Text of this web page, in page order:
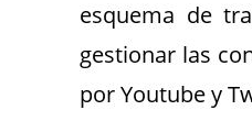
esquema de
gestionar las
por Youtube y